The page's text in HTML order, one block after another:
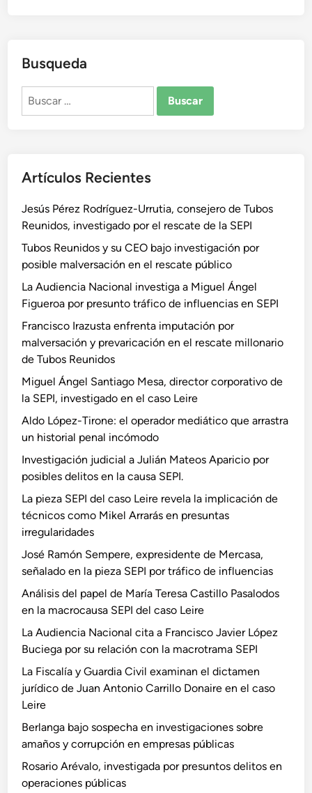
Busqueda
Buscar:
Artículos Recientes
Jesús Pérez Rodríguez-Urrutia, consejero de Tubos
Reunidos, investigado por el rescate de la SEPI
Tubos Reunidos y su CEO bajo investigación por
posible malversación en el rescate público
La Audiencia Nacional investiga a Miguel Ángel
Figueroa por presunto tráfico de influencias en SEPI
Francisco Irazusta enfrenta imputación por
malversación y prevaricación en el rescate millonario
de Tubos Reunidos
Miguel Ángel Santiago Mesa, director corporativo de
la SEPI, investigado en el caso Leire
Aldo López-Tirone: el operador mediático que arrastra
un historial penal incómodo
Investigación judicial a Julián Mateos Aparicio por
posibles delitos en la causa SEPI.
La pieza SEPI del caso Leire revela la implicación de
técnicos como Mikel Arrarás en presuntas
irregularidades
José Ramón Sempere, expresidente de Mercasa,
señalado en la pieza SEPI por tráfico de influencias
Análisis del papel de María Teresa Castillo Pasalodos
en la macrocausa SEPI del caso Leire
La Audiencia Nacional cita a Francisco Javier López
Buciega por su relación con la macrotrama SEPI
La Fiscalía y Guardia Civil examinan el dictamen
jurídico de Juan Antonio Carrillo Donaire en el caso
Leire
Berlanga bajo sospecha en investigaciones sobre
amaños y corrupción en empresas públicas
Rosario Arévalo, investigada por presuntos delitos en
operaciones públicas